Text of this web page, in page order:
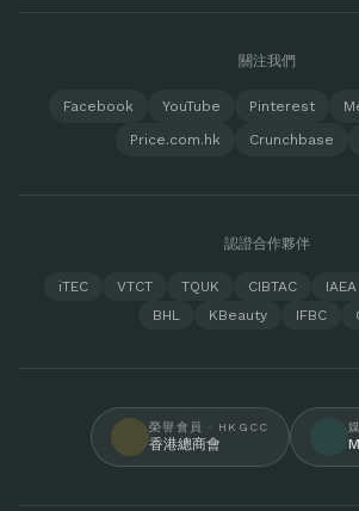
關注我們
Facebook YouTube Pinterest
Price.com.hk
Crunchbase
認證合作夥伴
iTEC VTCT TQUK CIBTAC IAEA
BHL
KBeauty IFBC
榮譽會員 · HKGCC
香港總商會